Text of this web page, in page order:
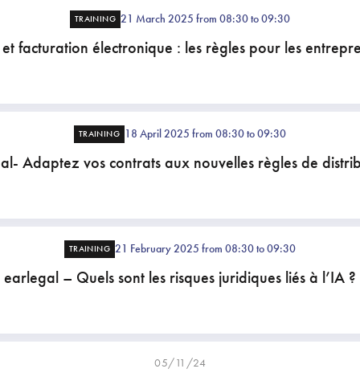
TRAINING 21 March 2025 from 08:30 to 09:30
facturation électronique : les règles pour les
TRAINING 18 April 2025 from 08:30 to 09:30
Adaptez vos contrats aux nouvelles règles de
TRAINING 21 February 2025 from 08:30 to 09:30
earlegal – Quels sont les risques juridiques liés à l’IA ?
05/11/24